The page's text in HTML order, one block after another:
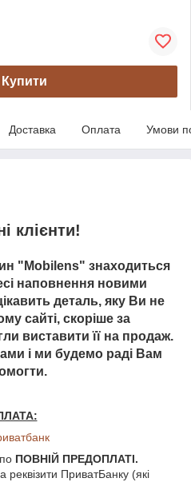
Купити
Доставка Оплата Умови
клієнти!
"Mobilens" знаходиться
наповнення новими
деталь, яку Ви не
сайті, скоріше за
виставити її на продаж.
і ми будемо раді Вам
ПОВНІЙ ПРЕДОПЛАТІ.
ПриватБанку (які